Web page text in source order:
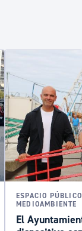
ESPACIO
MEDIOAMBIENTE
El